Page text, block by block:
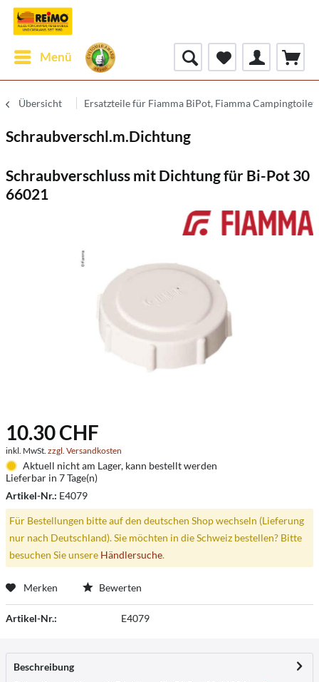
Menü
Übersicht Ersatzteile für Fiamma BiPot, Fiamma
Schraubverschl.m.Dichtung
Schraubverschluss mit Dichtung für Bi-Pot 30
66021
10.30 CHF
inkl. MwSt. zzgl. Versandkosten
Aktuell nicht am Lager, kann bestellt werden
Lieferbar in 7 Tage(n)
Artikel-Nr.: E4079
Für Bestellungen bitte auf den deutschen Shop wechseln (Lieferung
nur nach Deutschland). Sie möchten in die Schweiz bestellen? Bitte
besuchen Sie unsere Händlersuche.
Merken Bewerten
Artikel-Nr.: E4079
Beschreibung